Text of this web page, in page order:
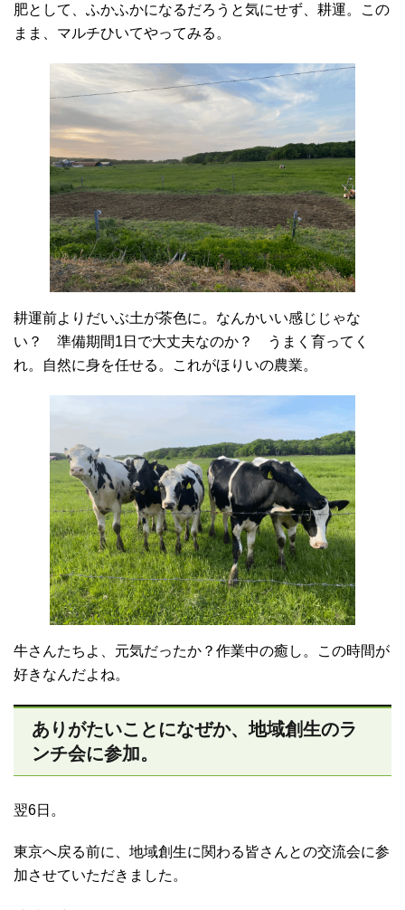
肥として、ふかふかになるだろうと気にせず、耕運。この
まま、マルチひいてやってみる。
耕運前よりだいぶ土が茶色に。なんかいい感じじゃな
い？ 準備期間1日で大丈夫なのか？ うまく育ってく
れ。自然に身を任せる。これがほりいの農業。
牛さんたちよ、元気だったか？作業中の癒し。この時間が
好きなんだよね。
ありがたいことになぜか、地域創生のラ
ンチ会に参加。
翌6日。
東京へ戻る前に、地域創生に関わる皆さんとの交流会に参
加させていただきました。